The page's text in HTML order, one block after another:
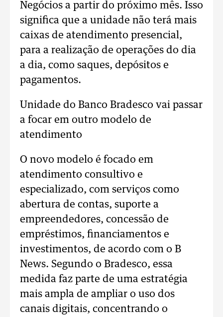
Negócios a partir do próximo mês. Isso
significa que a unidade não terá mais
caixas de atendimento presencial,
para a realização de operações do dia
a dia, como saques, depósitos e
pagamentos.
Unidade do Banco Bradesco vai passar
a focar em outro modelo de
atendimento
O novo modelo é focado em
atendimento consultivo e
especializado, com serviços como
abertura de contas, suporte a
empreendedores, concessão de
empréstimos, financiamentos e
investimentos, de acordo com o B
News. Segundo o Bradesco, essa
medida faz parte de uma estratégia
mais ampla de ampliar o uso dos
canais digitais, concentrando o